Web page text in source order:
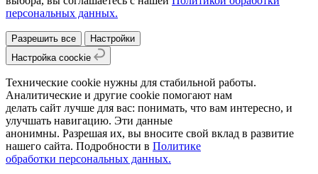
персональных данных.
Разрешить все
Настройки
Настройка coockie
Технические cookie нужны для стабильной работы.
Аналитические и другие cookie помогают нам
делать сайт лучше для вас: понимать, что вам интересно, и
улучшать навигацию. Эти данные
анонимны. Разрешая их, вы вносите свой вклад в развитие
нашего сайта. Подробности в Политике
обработки персональных данных.